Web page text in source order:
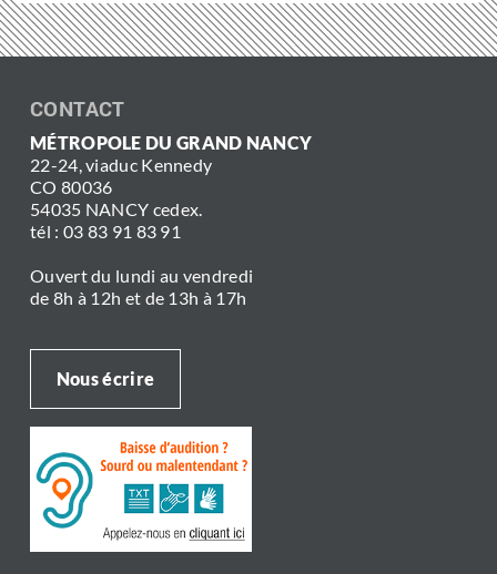
CONTACT
MÉTROPOLE DU GRAND NANCY
22-24, viaduc Kennedy
CO 80036
54035 NANCY cedex.
tél : 03 83 91 83 91
Ouvert du lundi au vendredi
de 8h à 12h et de 13h à 17h
Nous écrire